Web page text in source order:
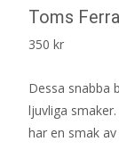
Toms
350 kr
Dessa snabba
ljuvliga
har en smak